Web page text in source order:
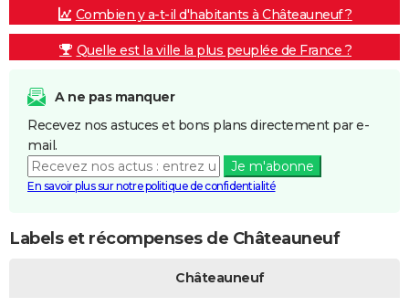
Combien y a-t-il d'habitants à Châteauneuf ?
Quelle est la ville la plus peuplée de France ?
A ne pas manquer
Recevez nos astuces et bons plans directement par e-
mail.
Je m'abonne
En savoir plus sur notre politique de confidentialité
Labels et récompenses de Châteauneuf
Châteauneuf